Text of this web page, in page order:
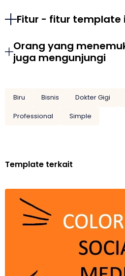
Fitur - fitur template
Orang yang
juga mengunjungi
Biru Bisnis Dokter Gigi
Professional
Simple
Template terkait